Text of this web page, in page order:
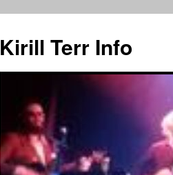
Kirill Terr Info